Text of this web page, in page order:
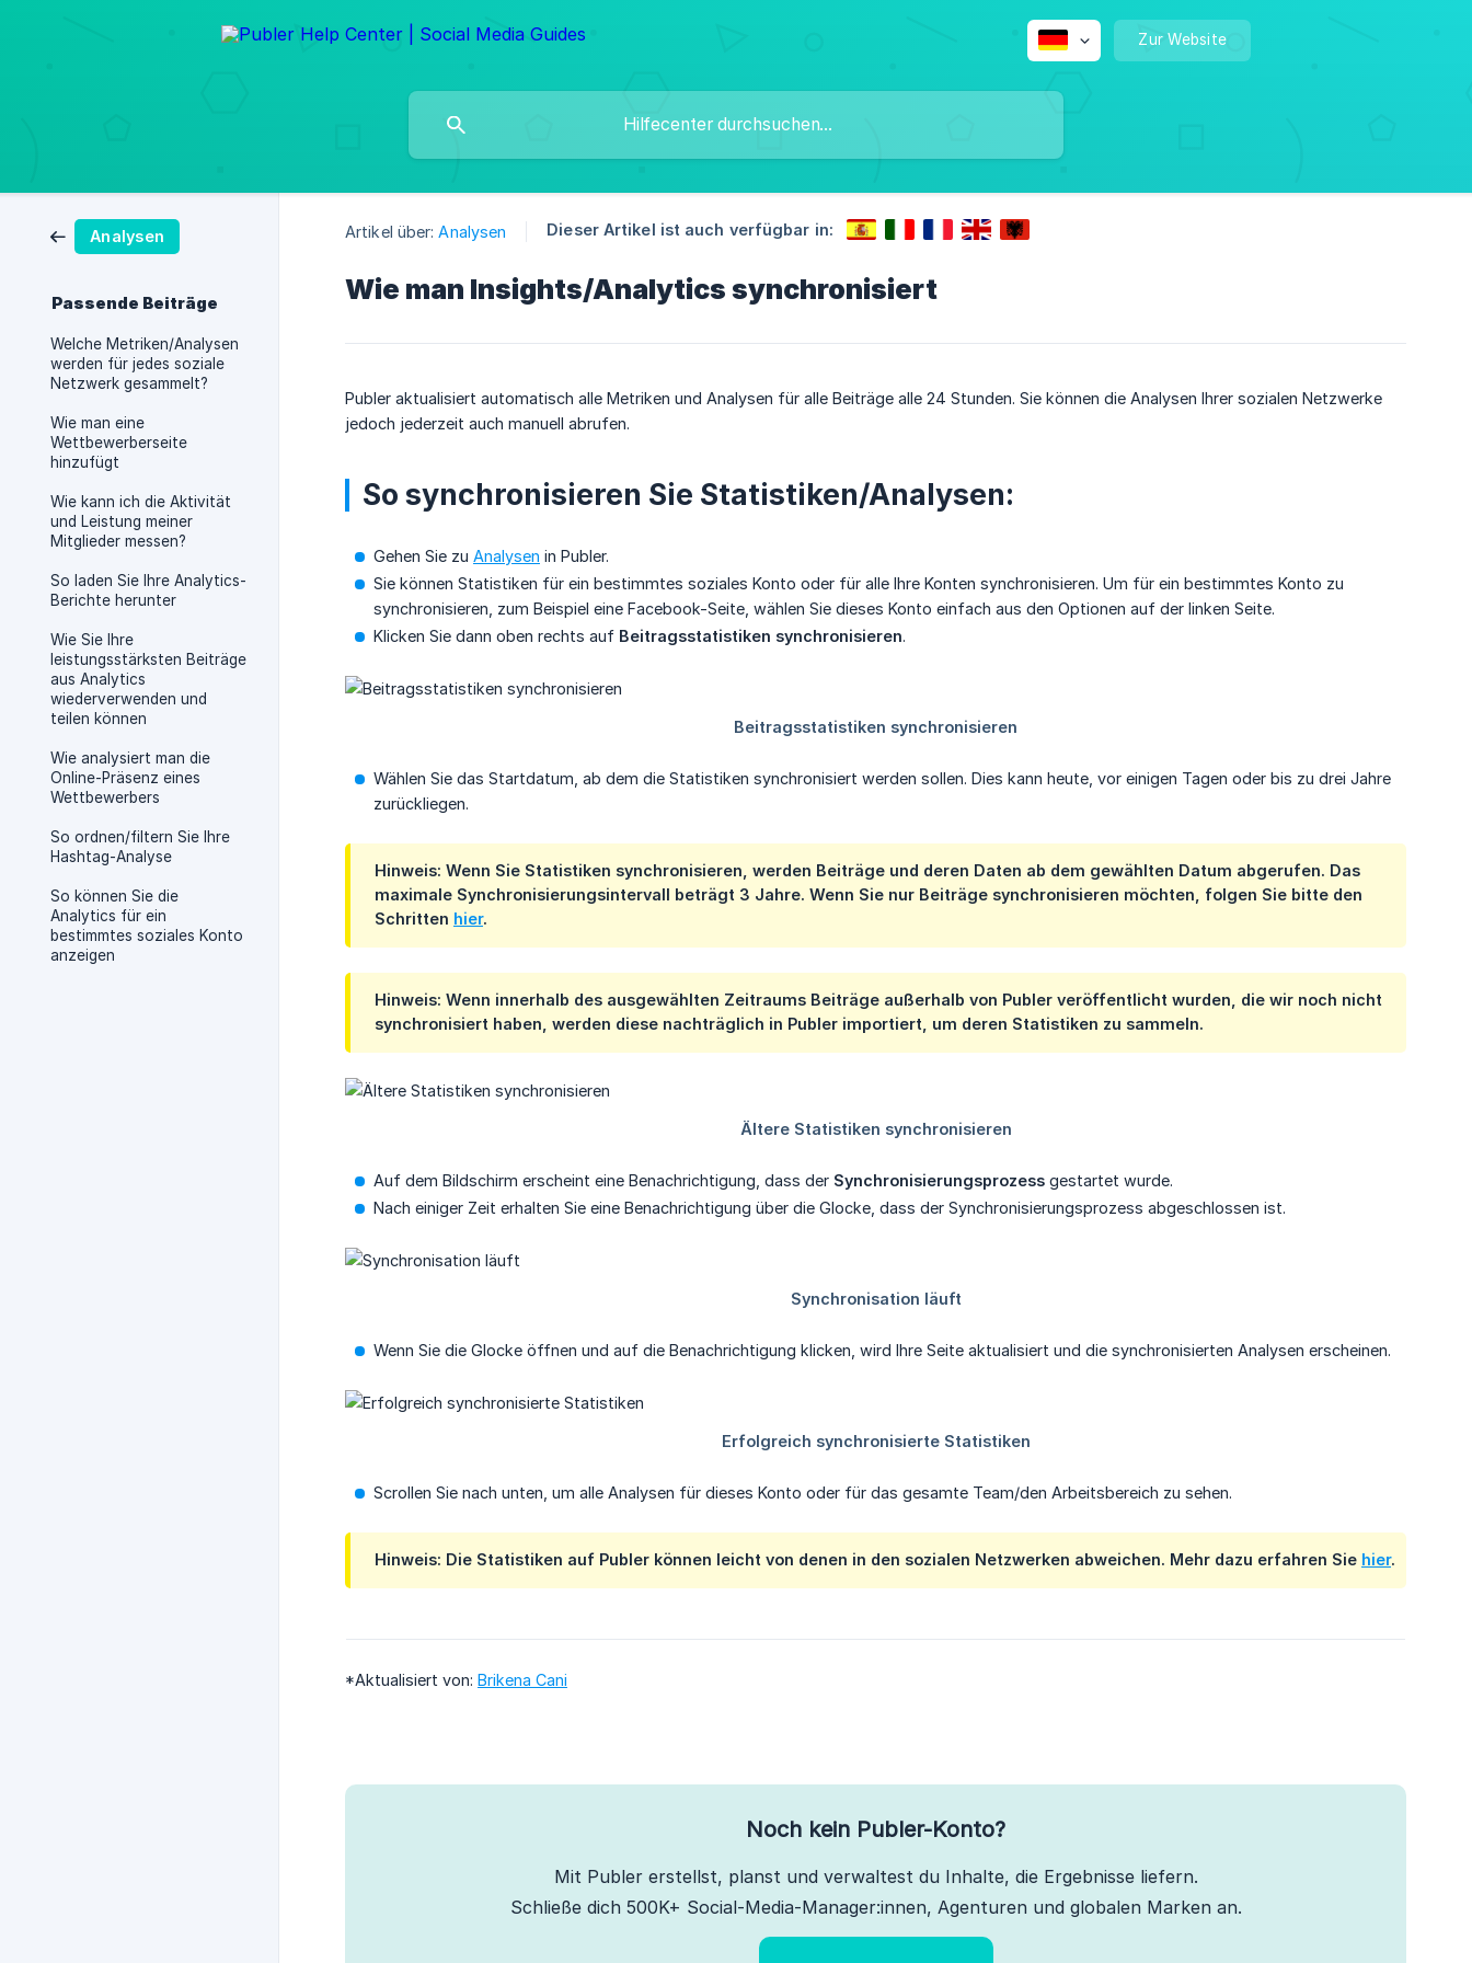
Zur Website
Analysen
Passende Beiträge
Welche Metriken/Analysen
werden für jedes soziale
Netzwerk gesammelt?
Wie man eine
Wettbewerberseite
hinzufügt
Wie kann ich die Aktivität
und Leistung meiner
Mitglieder messen?
So laden Sie Ihre Analytics-
Berichte herunter
Wie Sie Ihre
leistungsstärksten Beiträge
aus Analytics
wiederverwenden und
teilen können
Wie analysiert man die
Online-Präsenz eines
Wettbewerbers
So ordnen/filtern Sie Ihre
Hashtag-Analyse
So können Sie die
Analytics für ein
bestimmtes soziales Konto
anzeigen
Artikel über: Analysen Dieser Artikel ist auch verfügbar in:
Wie man Insights/Analytics synchronisiert
Publer aktualisiert automatisch alle Metriken und Analysen für alle Beiträge alle 24 Stunden. Sie können die Analysen Ihrer sozialen Netzwerke
jedoch jederzeit auch manuell abrufen.
So synchronisieren Sie Statistiken/Analysen:
Gehen Sie zu Analysen in Publer.
Sie können Statistiken für ein bestimmtes soziales Konto oder für alle Ihre Konten synchronisieren. Um für ein bestimmtes Konto zu
synchronisieren, zum Beispiel eine Facebook-Seite, wählen Sie dieses Konto einfach aus den Optionen auf der linken Seite.
Klicken Sie dann oben rechts auf Beitragsstatistiken synchronisieren.
Wählen Sie das Startdatum, ab dem die Statistiken synchronisiert werden sollen. Dies kann heute, vor einigen Tagen oder bis zu drei Jahre
zurückliegen.
Hinweis: Wenn Sie Statistiken synchronisieren, werden Beiträge und deren Daten ab dem gewählten Datum abgerufen. Das
maximale Synchronisierungsintervall beträgt 3 Jahre. Wenn Sie nur Beiträge synchronisieren möchten, folgen Sie bitte den
Schritten hier.
Hinweis: Wenn innerhalb des ausgewählten Zeitraums Beiträge außerhalb von Publer veröffentlicht wurden, die wir noch nicht
synchronisiert haben, werden diese nachträglich in Publer importiert, um deren Statistiken zu sammeln.
Auf dem Bildschirm erscheint eine Benachrichtigung, dass der Synchronisierungsprozess gestartet wurde.
Nach einiger Zeit erhalten Sie eine Benachrichtigung über die Glocke, dass der Synchronisierungsprozess abgeschlossen ist.
Wenn Sie die Glocke öffnen und auf die Benachrichtigung klicken, wird Ihre Seite aktualisiert und die synchronisierten Analysen erscheinen.
Scrollen Sie nach unten, um alle Analysen für dieses Konto oder für das gesamte Team/den Arbeitsbereich zu sehen.
Hinweis: Die Statistiken auf Publer können leicht von denen in den sozialen Netzwerken abweichen. Mehr dazu erfahren Sie hier.
*Aktualisiert von: Brikena Cani
Noch kein Publer-Konto?
Mit Publer erstellst, planst und verwaltest du Inhalte, die Ergebnisse liefern.
Schließe dich 500K+ Social-Media-Manager:innen, Agenturen und globalen Marken an.